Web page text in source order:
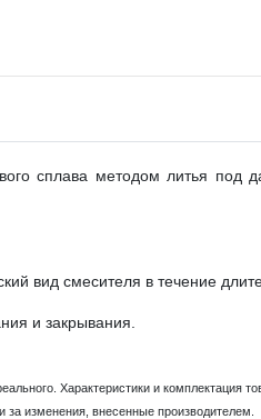
сплава методом литья под
вид смесителя в течение
и закрывания.
Характеристики и комплектация
за изменения, внесенные производителем.